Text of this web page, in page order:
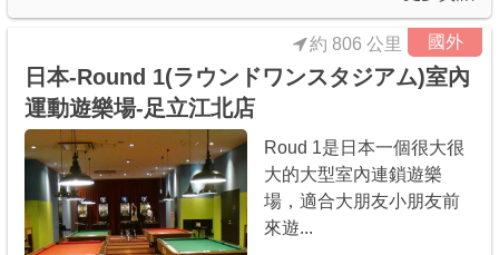
國外
約 806 公里
日本-Round 1(ラウンドワンスタジアム)室內
運動遊樂場-足立江北店
Roud 1是日本一個很大很
大的大型室內連鎖遊樂
場，適合大朋友小朋友前
來遊...